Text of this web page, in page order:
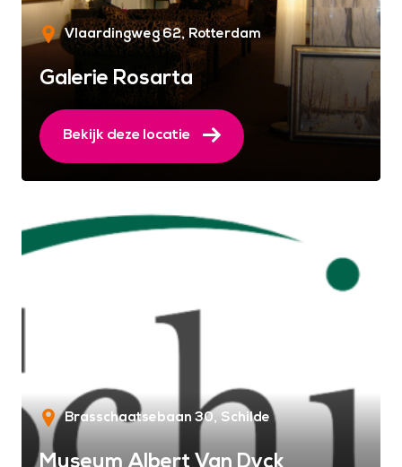
Vlaardingweg 62 Rotterdam
Galerie Rosarta
Bekijk deze locatie
Brasschaatsebaan 30 Schilde
Museum Albert Van Dyck